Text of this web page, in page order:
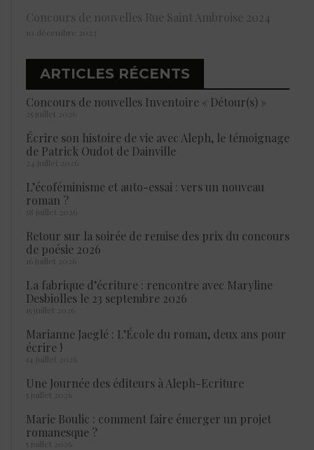
Concours de nouvelles Rue Saint Ambroise 2024
10 décembre 2023
ARTICLES RÉCENTS
Concours de nouvelles Inventoire « Détour(s) »
25 juillet 2026
Écrire son histoire de vie avec Aleph, le témoignage
de Patrick Oudot de Dainville
24 juillet 2026
L’écoféminisme et auto-essai : vers un nouveau
roman ?
18 juillet 2026
Retour sur la soirée de remise des prix du concours
de poésie 2026
16 juillet 2026
La fabrique d’écriture : rencontre avec Maryline
Desbiolles le 23 septembre 2026
15 juillet 2026
Marianne Jaeglé : L’École du roman, deux ans pour
écrire !
14 juillet 2026
Une Journée des éditeurs à Aleph-Ecriture
5 juillet 2026
Marie Boulic : comment faire émerger un projet
romanesque ?
5 juillet 2026